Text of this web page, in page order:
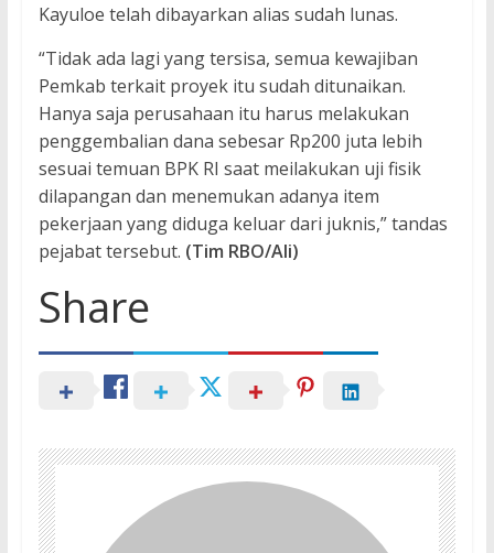
Kayuloe telah dibayarkan alias sudah lunas.
“Tidak ada lagi yang tersisa, semua kewajiban
Pemkab terkait proyek itu sudah ditunaikan.
Hanya saja perusahaan itu harus melakukan
penggembalian dana sebesar Rp200 juta lebih
sesuai temuan BPK RI saat meilakukan uji fisik
dilapangan dan menemukan adanya item
pekerjaan yang diduga keluar dari juknis,” tandas
pejabat tersebut. (Tim RBO/Ali)
Share